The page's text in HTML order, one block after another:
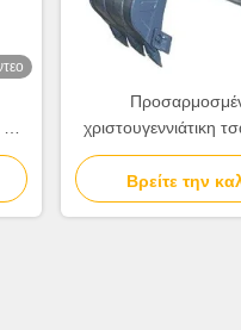
χριστουγεννιάτικη
το δικό σου
πάρτι
Βρείτε την